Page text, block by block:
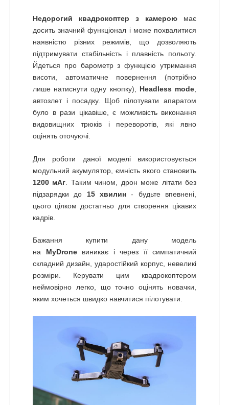
Недорогий квадрокоптер з камерою має
досить значний функціонал і може похвалитися
наявністю різних режимів, що дозволяють
підтримувати стабільність і плавність польоту.
Йдеться про барометр з функцією утримання
висоти, автоматичне повернення (потрібно
лише натиснути одну кнопку), Headless mode
автозлет і посадку. Щоб пілотувати апаратом
було в рази цікавіше, є можливість виконання
видовищних трюків і переворотів, які явно
оцінять оточуючі.
Для роботи даної моделі використовується
модульний акумулятор, ємність якого становить
1200 мАг . Таким чином, дрон може літати без
підзарядки до 15 хвилин- будьте впевнені,
цього цілком достатньо для створення цікавих
кадрів.
Бажання купити дану модель
на MyDrone виникає і через її симпатичний
складний дизайн, ударостійкий корпус, невеликі
розміри. Керувати цим квадрокоптером
неймовірно легко, що точно оцінять новачки,
яким хочеться швидко навчитися пілотувати.